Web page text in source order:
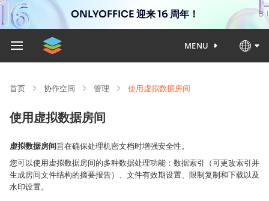
ONLYOFFICE 迎来 16 周年！
MENU
首页 协作空间 管理 使用虚拟数据房间
使用虚拟数据房间
虚拟数据房间旨在确保处理机密文档时增强安全性。
您可以使用虚拟数据房间的多种数据处理功能：数据索引（可更改索引并
生成房间文件结构的摘要报告）、文件有效期设置、限制复制和下载以及
水印设置。